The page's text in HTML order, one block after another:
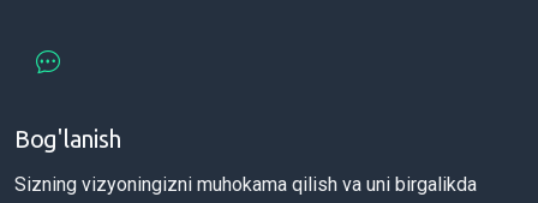
Bog'lanish
Sizning vizyoningizni muhokama qilish va uni birgalikda